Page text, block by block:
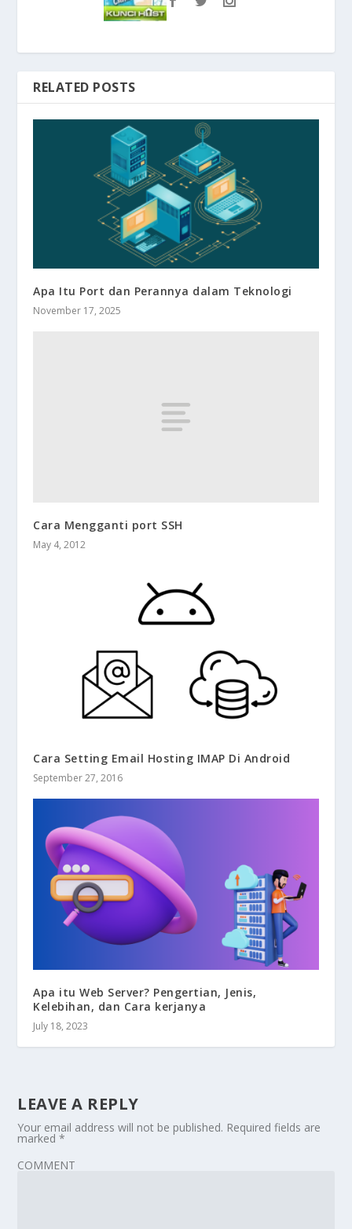
RELATED POSTS
Apa Itu Port dan Perannya dalam Teknologi
November 17, 2025
Cara Mengganti port SSH
May 4, 2012
Cara Setting Email Hosting IMAP Di Android
September 27, 2016
Apa itu Web Server? Pengertian, Jenis,
Kelebihan, dan Cara kerjanya
July 18, 2023
LEAVE A REPLY
Your email address will not be published. Required fields are
marked*
COMMENT